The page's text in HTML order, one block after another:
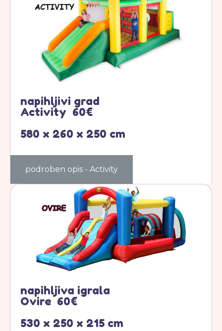
napihljivi grad
Activity 60€
580 x 260 x 250 cm
podroben opis - Activity
napihljiva igrala
Ovire 60€
530 x 250 x 215 cm